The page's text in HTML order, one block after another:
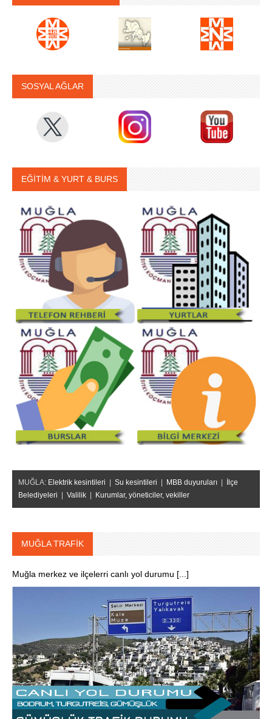
SOSYAL AĞLAR
EĞİTİM & YURT & BURS
MUĞLA: Elektrik kesintileri | Su kesintileri | MBB duyuruları | İlçe
Belediyeleri | Valilik | Kurumlar, yöneticiler, vekiller
MUĞLA TRAFİK
Muğla merkez ve ilçelerri canlı yol durumu [...]